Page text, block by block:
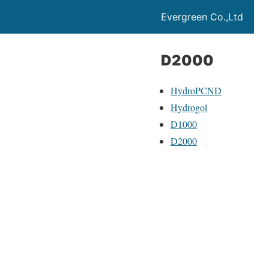
Evergreen Co.,Ltd
D2000
HydroPCND
Hydrogol
D1000
D2000